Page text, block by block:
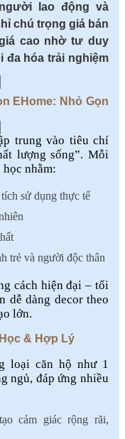
lao động và
chú trọng giá bán
cao nhờ tư duy
đa hóa trải nghiệm
EHome: Nhỏ Gọn
trung vào tiêu chí
lượng sống”. Mỗi
nhằm:
sử dụng thực tế
trẻ và người độc thân
cách hiện đại – tối
dễ dàng decor theo
lớn.
& Hợp Lý
loại căn hộ như 1
ngủ, đáp ứng nhiều
cảm giác rộng rãi,